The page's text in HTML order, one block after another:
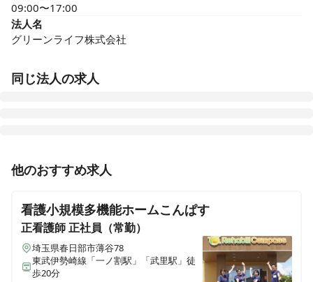
09:00〜17:00
法人名
グリーンライフ株式会社
同じ法人の求人
群馬県吾妻郡草津町大字草津524-114
メディス高崎
群馬県高崎市石原町3883
メディス深谷
埼玉県深谷市田所町12-6
他のおすすめ求人
看護小規模多機能ホームこんぱす
正看護師正社員（常勤）
埼玉県春日部市薄谷78
東武伊勢崎線「一ノ割駅」「武里駅」徒
歩20分